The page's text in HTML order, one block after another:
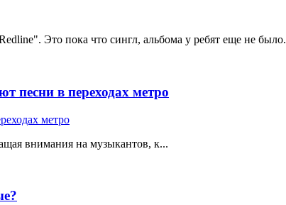
Это пока что сингл, альбома у ребят еще не было.
песни в переходах метро
внимания на музыкантов, к...